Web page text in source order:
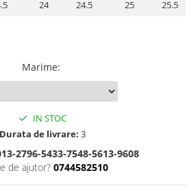
24 24.5 25 25.5
Marime:
IN STOC
Durata de livrare: 3
2796-5433-7548-5613-9608
de ajutor? 0744582510